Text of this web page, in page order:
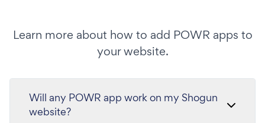
Learn more about how to add POWR apps to
your website.
Will any POWR app work on my Shogun
website?